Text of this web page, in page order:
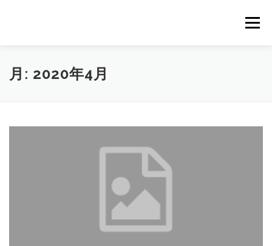
メニュー
HOME NEWS
月: 2020年4月